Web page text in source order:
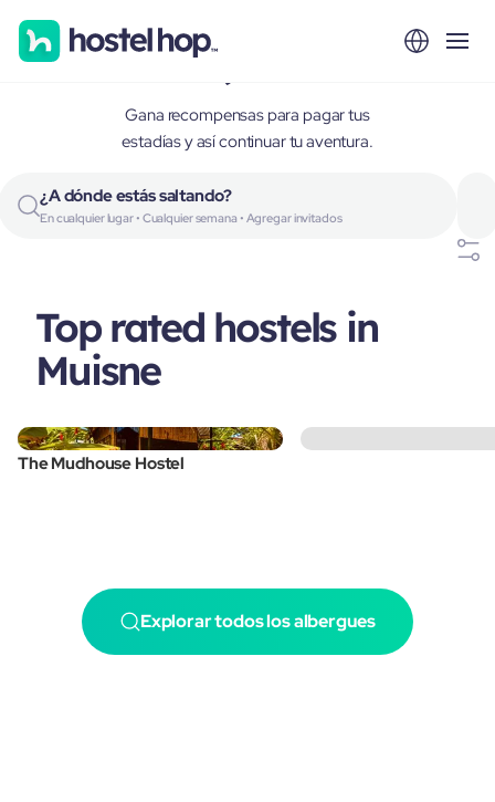
Muisne, Ecuador
Gana recompensas para pagar tus
estadías y así continuar tu aventura.
¿A dónde estás saltando?
En cualquier lugar • Cualquier semana • Agregar invitados
Top rated hostels in
Muisne
The Mudhouse Hostel
Explorar todos los albergues